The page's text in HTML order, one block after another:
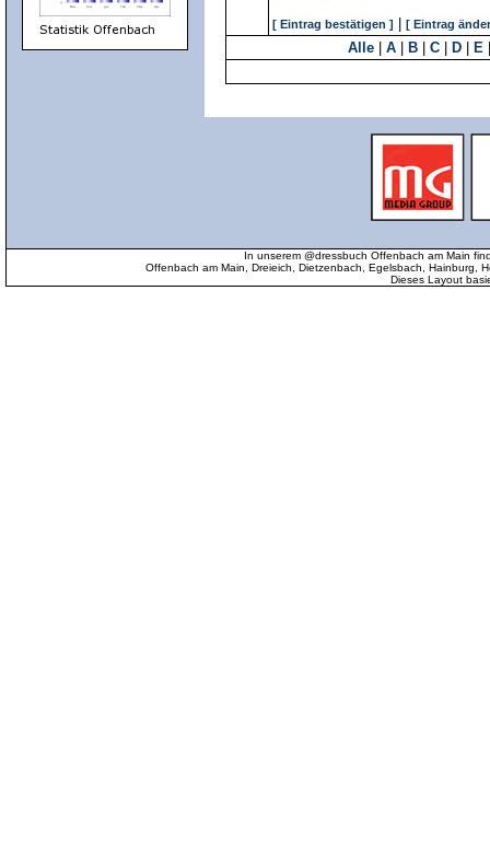
[ Eintrag bestätigen ] [ Eintrag
Alle A B C D E
In unserem @dressbuch Offenbach am Main
Offenbach am Main, Dreieich, Dietzenbach, Egelsbach, Hainburg,
Dieses Layout